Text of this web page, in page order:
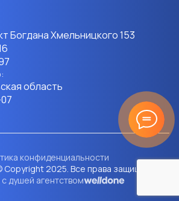
Богдана Хмельницкого 153
область
конфиденциальности
Copyright 2025. Все права защищены.
душей агентством